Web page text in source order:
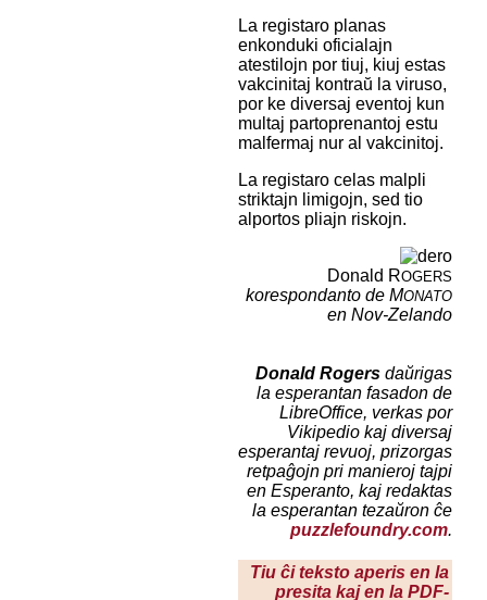
La registaro planas
enkonduki oficialajn
atestilojn por tiuj, kiuj estas
vakcinitaj kontraŭ la viruso,
por ke diversaj eventoj kun
multaj partoprenantoj estu
malfermaj nur al vakcinitoj.
La registaro celas malpli
striktajn limigojn, sed tio
alportos pliajn riskojn.
Donald ROGERS
korespondanto de MONATO
en Nov-Zelando
Donald Rogersdaŭrigas
la esperantan fasadon de
LibreOffice, verkas por
Vikipedio kaj diversaj
esperantaj revuoj, prizorgas
retpaĝojn pri manieroj tajpi
en Esperanto, kaj redaktas
la esperantan tezaŭron ĉe
puzzlefoundry.com.
Tiu ĉi teksto aperis en la
presita kaj en la PDF-